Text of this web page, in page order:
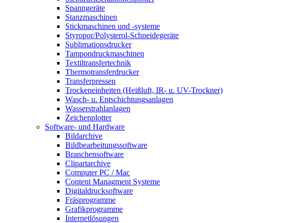
Spanngeräte
Stanzmaschinen
Stickmaschinen und -systeme
Styropor/Polysterol-Schneidegeräte
Sublimationsdrucker
Tampondruckmaschinen
Textiltransfertechnik
Thermotransferdrucker
Transferpressen
Trockeneinheiten (Heißluft, IR- u. UV-Trockner)
Wasch- u. Entschichtungsanlagen
Wasserstrahlanlagen
Zeichenplotter
Software- und Hardware
Bildarchive
Bildbearbeitungssoftware
Branchensoftware
Clipartarchive
Computer PC / Mac
Content Managment Systeme
Digitaldrucksoftware
Fräsprogramme
Grafikprogramme
Internetlösungen